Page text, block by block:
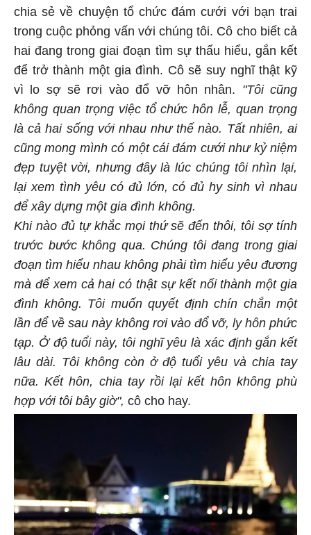
chia sẻ về chuyện tổ chức đám cưới với bạn trai
trong cuộc phỏng vấn với chúng tôi. Cô cho biết cả
hai đang trong giai đoạn tìm sự thấu hiểu, gắn kết
để trở thành một gia đình. Cô sẽ suy nghĩ thật kỹ
vì lo sợ sẽ rơi vào đổ vỡ hôn nhân. "Tôi cũng
không quan trọng việc tổ chức hôn lễ, quan trọng
là cả hai sống với nhau như thế nào. Tất nhiên, ai
cũng mong mình có một cái đám cưới như kỷ niệm
đẹp tuyệt vời, nhưng đây là lúc chúng tôi nhìn lại,
lại xem tình yêu có đủ lớn, có đủ hy sinh vì nhau
để xây dựng một gia đình không.
Khi nào đủ tự khắc mọi thứ sẽ đến thôi, tôi sợ tính
trước bước không qua. Chúng tôi đang trong giai
đoạn tìm hiểu nhau không phải tìm hiểu yêu đương
mà để xem cả hai có thật sự kết nối thành một gia
đình không. Tôi muốn quyết định chín chắn một
lần để về sau này không rơi vào đổ vỡ, ly hôn phức
tạp. Ở độ tuổi này, tôi nghĩ yêu là xác định gắn kết
lâu dài. Tôi không còn ở độ tuổi yêu và chia tay
nữa. Kết hôn, chia tay rồi lại kết hôn không phù
hợp với tôi bây giờ", cô cho hay.